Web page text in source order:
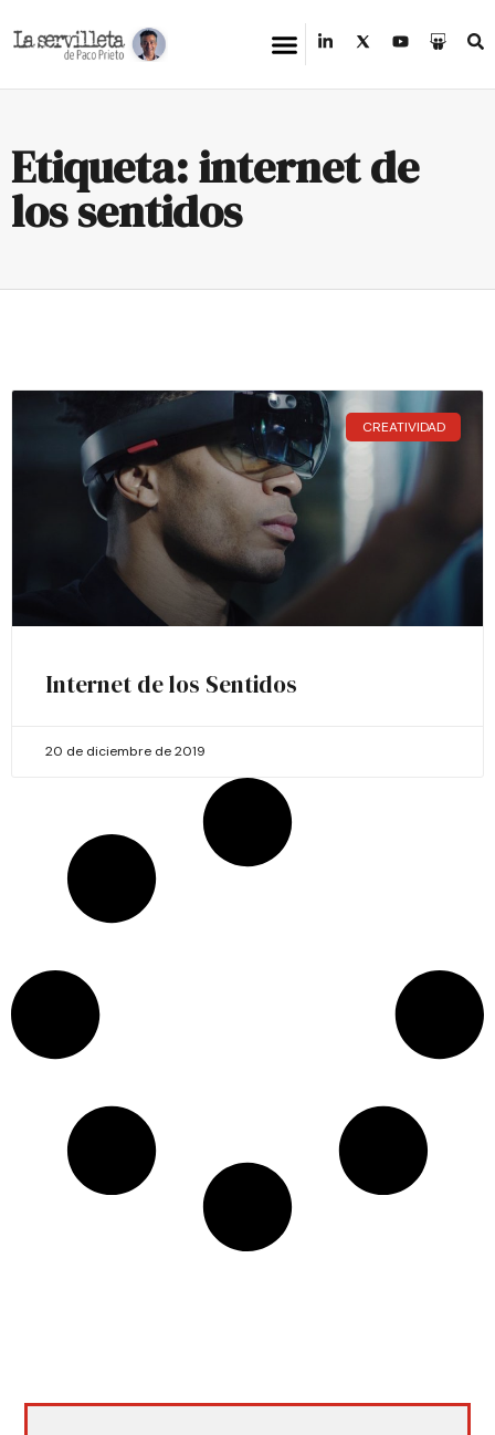
Etiqueta: internet de
los sentidos
CREATIVIDAD
Internet de los Sentidos
20 de diciembre de 2019